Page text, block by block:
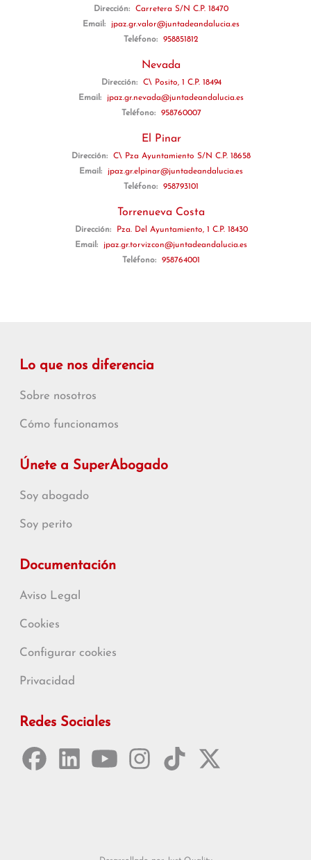
Dirección:
Carretera S/N C.P. 18470
Email:
jpaz.gr.valor@juntadeandalucia.es
Teléfono:
958851812
Nevada
Dirección:
C\ Posito, 1 C.P. 18494
Email:
jpaz.gr.nevada@juntadeandalucia.es
Teléfono:
958760007
El Pinar
Dirección:
C\ Pza Ayuntamiento S/N C.P. 18658
Email:
jpaz.gr.elpinar@juntadeandalucia.es
Teléfono:
958793101
Torrenueva Costa
Dirección:
Pza. Del Ayuntamiento, 1 C.P. 18430
Email:
jpaz.gr.torvizcon@juntadeandalucia.es
Teléfono:
958764001
Lo que nos diferencia
Sobre nosotros
Cómo funcionamos
Únete a SuperAbogado
Soy abogado
Soy perito
Documentación
Aviso Legal
Cookies
Configurar cookies
Privacidad
Redes Sociales